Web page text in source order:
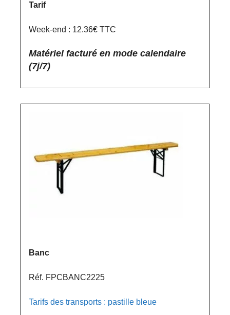
Tarif
Week-end : 12.36€ TTC
Matériel facturé en mode calendaire
(7j/7)
Banc
Réf. FPCBANC2225
Tarifs des transports : pastille bleue